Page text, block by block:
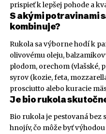
prispieť k lepšej pohode a
S akými potravinami
kombinuje?
Rukola sa výborne hodí k
olivovému oleju,
plodom, orechom (vlašské,
syrov (kozie, feta,
prosciutto alebo kuracie
Je bio rukola
Bio rukola je pestovaná bez
hnojív, čo môže byť